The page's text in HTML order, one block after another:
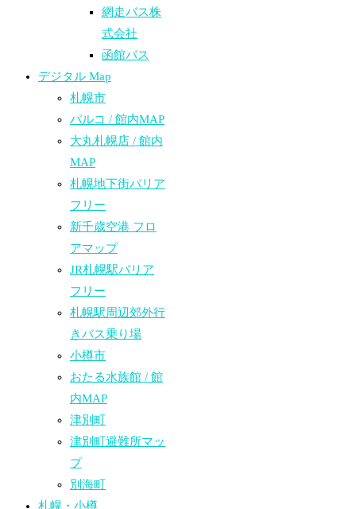
網走バス株
式会社
函館バス
デジタル Map
札幌市
パルコ / 館内MAP
大丸札幌店 / 館内
MAP
札幌地下街バリア
フリー
新千歳空港 フロ
アマップ
JR札幌駅バリア
フリー
札幌駅周辺郊外行
きバス乗り場
小樽市
おたる水族館 / 館
内MAP
津別町
津別町避難所マッ
プ
別海町
札幌・小樽